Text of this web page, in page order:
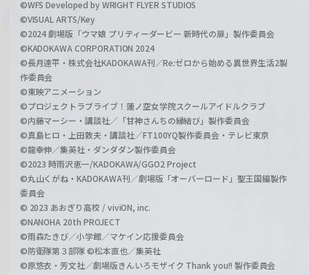
©WFS Developed by WRIGHT FLYER STUDIOS
©VISUAL ARTS/Key
©2024 劇場版「ウマ娘 プリティーダービー 新時代の扉」製作委員会
©KADOKAWA CORPORATION 2024
©長月達平・株式会社KADOKAWA刊／Re:ゼロから始める異世界生活2製
作委員会
©東映アニメーション
©プロジェクトラブライブ！蓮ノ空女学院スクールアイドルクラブ
©内藤マーシー・講談社／「甘神さんちの縁結び」製作委員会
©真島ヒロ・上田敦夫・講談社／FT100YQ製作委員会・テレビ東京
©龍幸伸／集英社・ダンダダン製作委員会
©2023 時雨沢恵一/KADOKAWA/GGO2 Project
©丸山くがね・KADOKAWA刊／劇場版「オーバーロード」聖王国編製作
委員会
© 2023 あおぎり高校 / viviON, inc.
©NANOHA 20th PROJECT
©雨森たきび／小学館／マケイン応援委員会
©防衛隊第３部隊 ©松本直也／集英社
©原悠衣・芳文社／劇場版きんいろモザイク Thank you!! 製作委員会